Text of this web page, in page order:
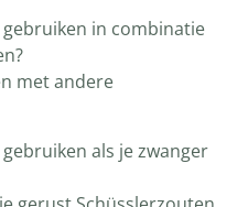
in combinatie
met andere
als je zwanger